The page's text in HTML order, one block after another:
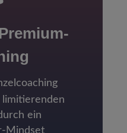
limitierenden
ein
Mindset